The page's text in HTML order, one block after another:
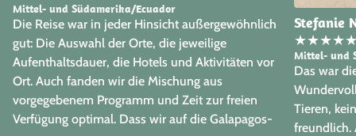
Mittel- und Südamerika/Ecuador
Die Reise war in jeder Hinsicht außergewöhnlich
gut: Die Auswahl der Orte, die jeweilige
Aufenthaltsdauer, die Hotels und Aktivitäten vor
Ort. Auch fanden wir die Mischung aus
vorgegebenem Programm und Zeit zur freien
Verfügung optimal. Dass wir auf die Galapagos-
Stefanie
★★★★
Mittel- und
Das war
Tieren,
freundlich.